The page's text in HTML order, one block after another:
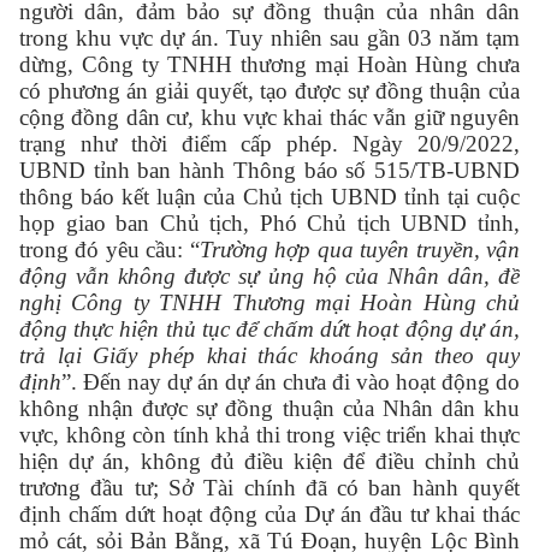
người dân, đảm bảo sự đồng thuận của nhân dân
trong khu vực dự án. Tuy nhiên sau gần 03 năm tạm
dừng, Công ty TNHH thương mại Hoàn Hùng chưa
có phương án giải quyết, tạo được sự đồng thuận của
cộng đồng dân cư, khu vực khai thác vẫn giữ nguyên
trạng như thời điểm cấp phép. Ngày 20/9/2022,
UBND tỉnh ban hành Thông báo số 515/TB-UBND
thông báo kết luận của Chủ tịch UBND tỉnh tại cuộc
họp giao ban Chủ tịch, Phó Chủ tịch UBND tỉnh,
trong đó yêu cầu: “Trường hợp qua tuyên truyền, vận
động vẫn không được sự ủng hộ của Nhân dân, đề
nghị Công ty TNHH Thương mại Hoàn Hùng chủ
động thực hiện thủ tục để chấm dứt hoạt động dự án,
trả lại Giấy phép khai thác khoáng sản theo quy
định”. Đến nay dự án dự án chưa đi vào hoạt động do
không nhận được sự đồng thuận của Nhân dân khu
vực, không còn tính khả thi trong việc triển khai thực
hiện dự án, không đủ điều kiện để điều chỉnh chủ
trương đầu tư; Sở Tài chính đã có ban hành quyết
định chấm dứt hoạt động của Dự án đầu tư khai thác
mỏ cát, sỏi Bản Bằng, xã Tú Đoạn, huyện Lộc Bình